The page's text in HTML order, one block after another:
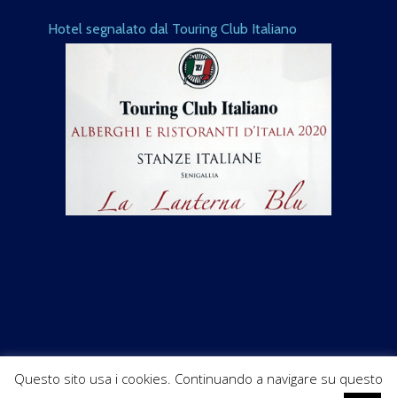
Hotel segnalato dal Touring Club Italiano
Questo sito usa i cookies. Continuando a navigare su questo